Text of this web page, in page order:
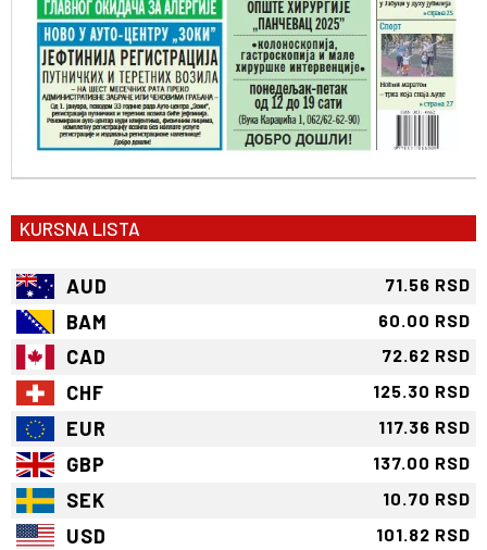
KURSNA LISTA
AUD 71.56 RSD
BAM 60.00 RSD
CAD 72.62 RSD
CHF 125.30 RSD
EUR 117.36 RSD
GBP 137.00 RSD
SEK 10.70 RSD
USD 101.82 RSD